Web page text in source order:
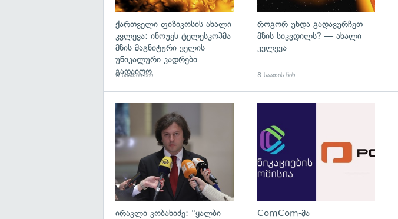
ქართველი ფიზიკოსის ახალი
კვლევა: ინოუეს ტელესკოპმა
მზის მაგნიტური ველის
უნიკალური კადრები
გადაიღო
6 საათის წინ
როგორ უნდა გადავურჩეთ
მზის სიკვდილს? — ახალი
კვლევა
8 საათის წინ
ირაკლი კობახიძე: "ყალბი
ComCom-მა